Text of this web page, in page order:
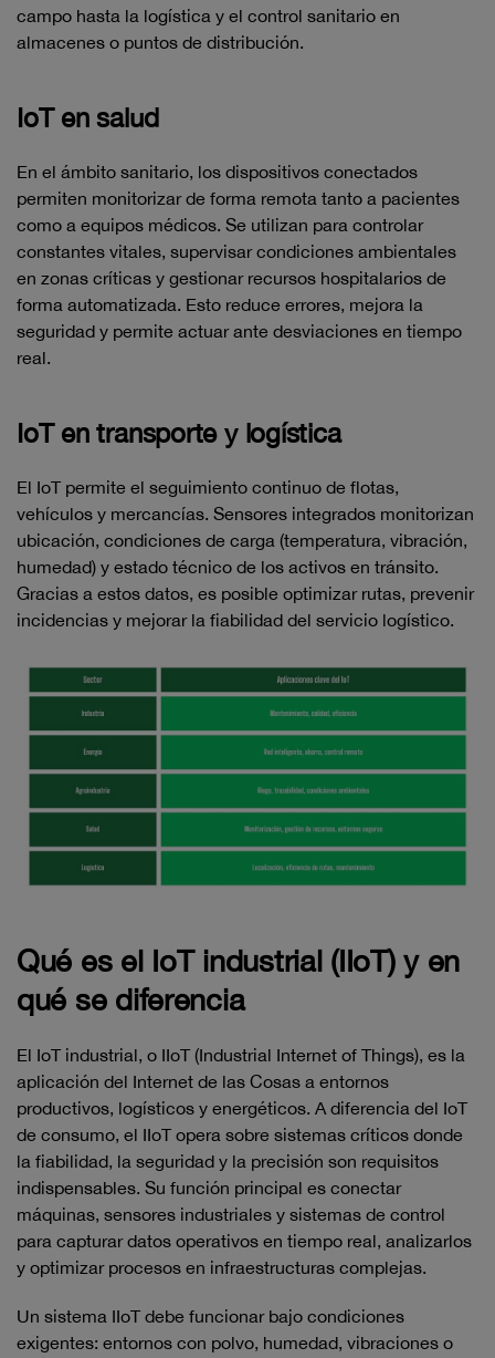
campo hasta la logística y el control sanitario en
almacenes o puntos de distribución.
IoT en salud
En el ámbito sanitario, los dispositivos conectados
permiten monitorizar de forma remota tanto a pacientes
como a equipos médicos. Se utilizan para controlar
constantes vitales, supervisar condiciones ambientales
en zonas críticas y gestionar recursos hospitalarios de
forma automatizada. Esto reduce errores, mejora la
seguridad y permite actuar ante desviaciones en tiempo
real.
IoT en transporte y logística
El IoT permite el seguimiento continuo de flotas,
vehículos y mercancías. Sensores integrados monitorizan
ubicación, condiciones de carga (temperatura, vibración,
humedad) y estado técnico de los activos en tránsito.
Gracias a estos datos, es posible optimizar rutas, prevenir
incidencias y mejorar la fiabilidad del servicio logístico.
Qué es el IoT industrial (IIoT) y en
qué se diferencia
El IoT industrial, o IIoT (Industrial Internet of Things), es la
aplicación del Internet de las Cosas a entornos
productivos, logísticos y energéticos. A diferencia del IoT
de consumo, el IIoT opera sobre sistemas críticos donde
la fiabilidad, la seguridad y la precisión son requisitos
indispensables. Su función principal es conectar
máquinas, sensores industriales y sistemas de control
para capturar datos operativos en tiempo real, analizarlos
y optimizar procesos en infraestructuras complejas.
Un sistema IIoT debe funcionar bajo condiciones
exigentes: entornos con polvo, humedad, vibraciones o